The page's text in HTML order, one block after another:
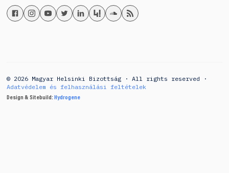
© 2026 Magyar Helsinki Bizottság · All rights reserved ·
Adatvédelem és felhasználási feltételek
Design & Sitebuild:Hydrogene